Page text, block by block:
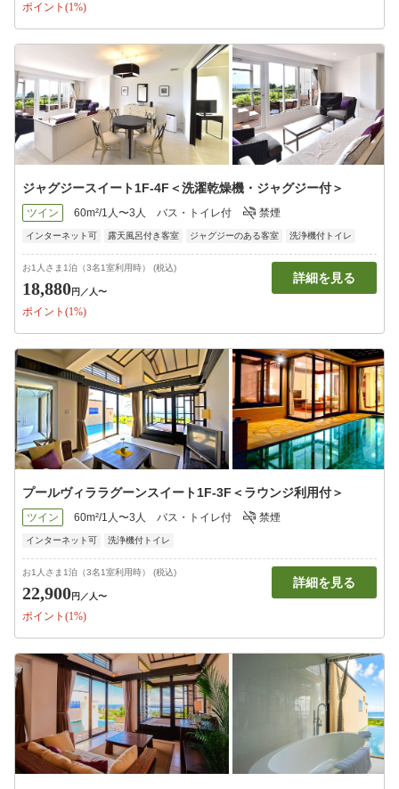
ポイント(1%)
ジャグジースイート1F-4F＜洗濯乾燥機・ジャグジー付＞
ツイン 60m²/1人〜3人 バス・トイレ付 禁煙
インターネット可 露天風呂付き客室 ジャグジーのある客室 洗浄機付トイレ
お1人さま1泊（3名1室利用時） (税込)
18,880円 ／人〜
ポイント(1%)
詳細を見る
プールヴィララグーンスイート1F-3F＜ラウンジ利用付＞
ツイン 60m²/1人〜3人 バス・トイレ付 禁煙
インターネット可 洗浄機付トイレ
お1人さま1泊（3名1室利用時） (税込)
22,900円 ／人〜
ポイント(1%)
詳細を見る